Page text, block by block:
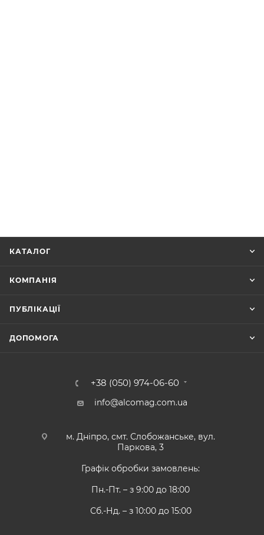
КАТАЛОГ
КОМПАНІЯ
ПУБЛІКАЦІЇ
ДОПОМОГА
+38 (050) 974-06-60
info@alcomag.com.ua
м. Дніпро, смт. Слобожанське, вул.
Паркова, 3
Графік обробки замовлень:
Пн.-Пт. – з 9:00 до 18:00
Сб.-Нд. – з 10:00 до 15:00